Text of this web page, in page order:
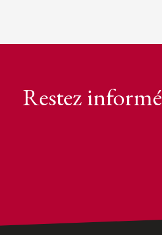
Restez informé